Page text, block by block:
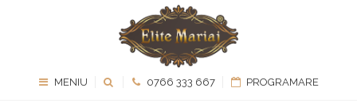
MENIU 0766 333 667 PROGRAMARE